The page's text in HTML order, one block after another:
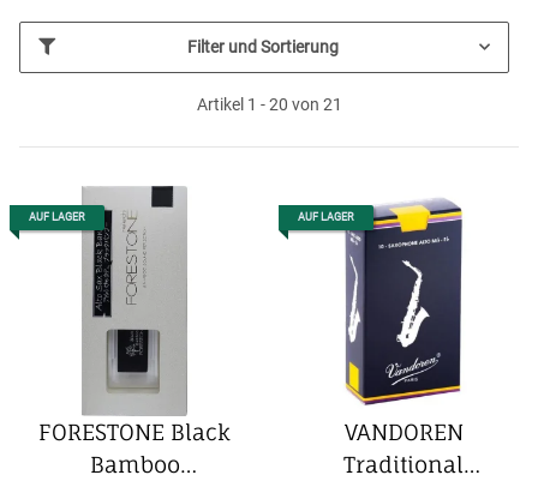
Filter und Sortierung
Artikel 1 - 20 von 21
AUF LAGER
FORESTONE Black
Bamboo
AUF LAGER
VANDOREN
Traditional